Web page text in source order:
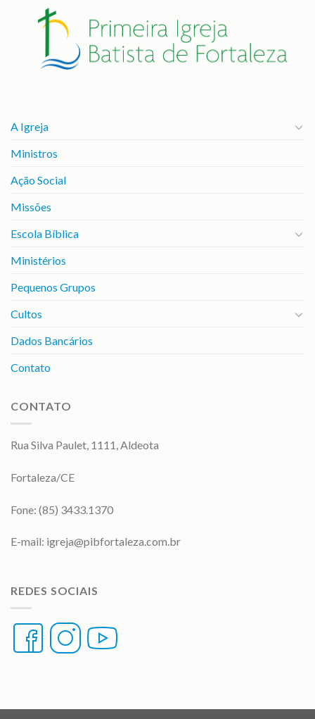
A Igreja
Ministros
Ação Social
Missões
Escola Bíblica
Ministérios
Pequenos Grupos
Cultos
Dados Bancários
Contato
CONTATO
Rua Silva Paulet, 1111, Aldeota
Fortaleza/CE
Fone: (85) 3433.1370
E-mail: igreja@pibfortaleza.com.br
REDES SOCIAIS